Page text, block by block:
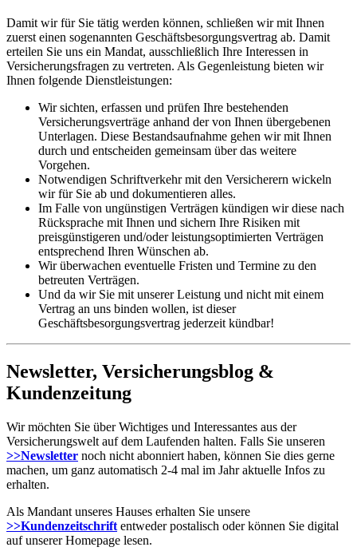
Damit wir für Sie tätig werden können, schließen wir mit Ihnen
zuerst einen sogenannten Geschäftsbesorgungsvertrag ab. Damit
erteilen Sie uns ein Mandat, ausschließlich Ihre Interessen in
Versicherungsfragen zu vertreten. Als Gegenleistung bieten wir
Ihnen folgende Dienstleistungen:
Wir sichten, erfassen und prüfen Ihre bestehenden
Versicherungsverträge anhand der von Ihnen übergebenen
Unterlagen. Diese Bestandsaufnahme gehen wir mit Ihnen
durch und entscheiden gemeinsam über das weitere
Vorgehen.
Notwendigen Schriftverkehr mit den Versicherern wickeln
wir für Sie ab und dokumentieren alles.
Im Falle von ungünstigen Verträgen kündigen wir diese nach
Rücksprache mit Ihnen und sichern Ihre Risiken mit
preisgünstigeren und/oder leistungsoptimierten Verträgen
entsprechend Ihren Wünschen ab.
Wir überwachen eventuelle Fristen und Termine zu den
betreuten Verträgen.
Und da wir Sie mit unserer Leistung und nicht mit einem
Vertrag an uns binden wollen, ist dieser
Geschäftsbesorgungsvertrag jederzeit kündbar!
Newsletter, Versicherungsblog &
Kundenzeitung
Wir möchten Sie über Wichtiges und Interessantes aus der
Versicherungswelt auf dem Laufenden halten. Falls Sie unseren
>>Newsletter noch nicht abonniert haben, können Sie dies gerne
machen, um ganz automatisch 2-4 mal im Jahr aktuelle Infos zu
erhalten.
Als Mandant unseres Hauses erhalten Sie unsere
>>Kundenzeitschrift entweder postalisch oder können Sie digital
auf unserer Homepage lesen.